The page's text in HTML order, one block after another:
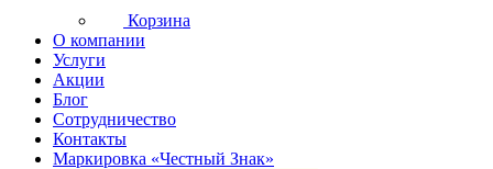
Корзина
О компании
Услуги
Акции
Блог
Сотрудничество
Контакты
Маркировка «Честный Знак»